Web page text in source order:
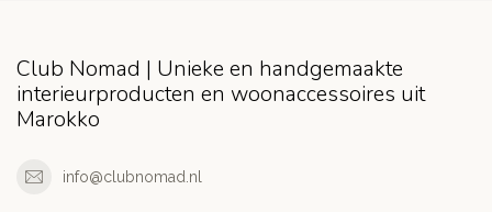
Club Nomad | Unieke en handgemaakte
interieurproducten en woonaccessoires uit
Marokko
info@clubnomad.nl